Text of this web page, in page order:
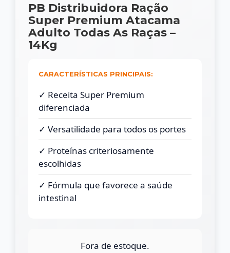
PB Distribuidora Ração
Super Premium Atacama
Adulto Todas As Raças –
14Kg
CARACTERÍSTICAS PRINCIPAIS:
✓ Receita Super Premium
diferenciada
✓ Versatilidade para todos os portes
✓ Proteínas criteriosamente
escolhidas
✓ Fórmula que favorece a saúde
intestinal
Fora de estoque.